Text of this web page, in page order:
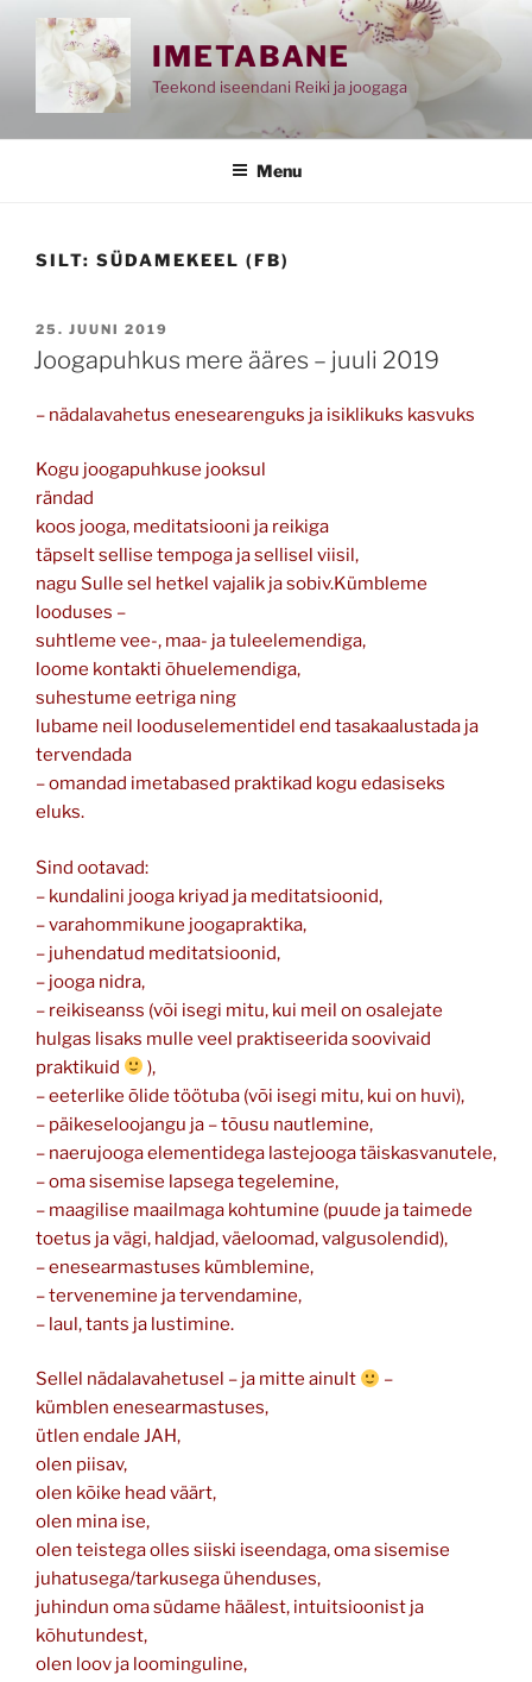
IMETABANE
Teekond iseendani Reiki ja joogaga
Menu
SILT: SÜDAMEKEEL (FB)
POSTED
ON
25. JUUNI 2019
Joogapuhkus mere ääres – juuli 2019
– nädalavahetus enesearenguks ja isiklikuks kasvuks
Kogu joogapuhkuse jooksul
rändad
koos jooga, meditatsiooni ja reikiga
täpselt sellise tempoga ja sellisel viisil,
nagu Sulle sel hetkel vajalik ja sobiv.Kümbleme
looduses –
suhtleme vee-, maa- ja tuleelemendiga,
loome kontakti õhuelemendiga,
suhestume eetriga ning
lubame neil looduselementidel end tasakaalustada ja
tervendada
– omandad imetabased praktikad kogu edasiseks
eluks.
Sind ootavad:
– kundalini jooga kriyad ja meditatsioonid,
– varahommikune joogapraktika,
– juhendatud meditatsioonid,
– jooga nidra,
– reikiseanss (või isegi mitu, kui meil on osalejate
hulgas lisaks mulle veel praktiseerida soovivaid
praktikuid
),
– eeterlike õlide töötuba (või isegi mitu, kui on huvi),
– päikeseloojangu ja – tõusu nautlemine,
– naerujooga elementidega lastejooga täiskasvanutele,
– oma sisemise lapsega tegelemine,
– maagilise maailmaga kohtumine (puude ja taimede
toetus ja vägi, haldjad, väeloomad, valgusolendid),
– enesearmastuses kümblemine,
– tervenemine ja tervendamine,
– laul, tants ja lustimine.
Sellel nädalavahetusel – ja mitte ainult
–
kümblen enesearmastuses,
ütlen endale JAH,
olen piisav,
olen kõike head väärt,
olen mina ise,
olen teistega olles siiski iseendaga, oma sisemise
juhatusega/tarkusega ühenduses,
juhindun oma südame häälest, intuitsioonist ja
kõhutundest,
olen loov ja loominguline,